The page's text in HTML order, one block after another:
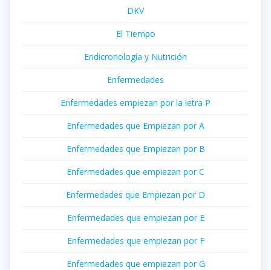
DKV
El Tiempo
Endicronología y Nutrición
Enfermedades
Enfermedades empiezan por la letra P
Enfermedades que Empiezan por A
Enfermedades que Empiezan por B
Enfermedades que empiezan por C
Enfermedades que Empiezan por D
Enfermedades que empiezan por E
Enfermedades que empiezan por F
Enfermedades que empiezan por G